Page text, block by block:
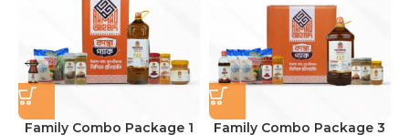
Family Combo Package 1
Family Combo Package 3